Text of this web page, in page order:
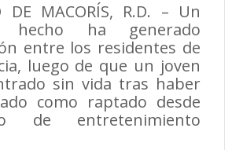
DE MACORÍS, R.D. – Un
hecho ha generado
entre los residentes de
luego de que un joven
sin vida tras haber
como raptado desde
de entretenimiento